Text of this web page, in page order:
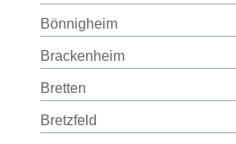
Bönnigheim
Brackenheim
Bretten
Bretzfeld